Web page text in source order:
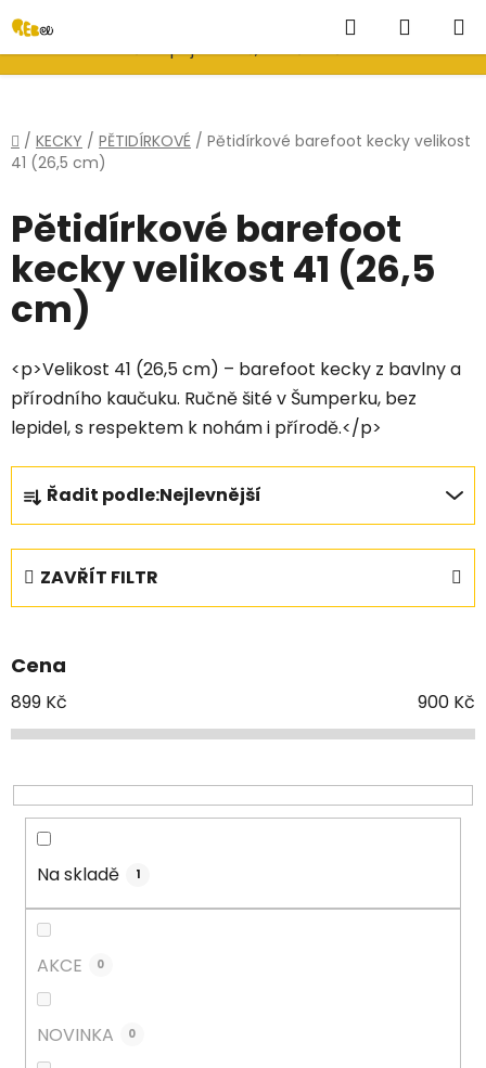
Přejít
na
×
Hledat
KOŠÍK
Domů
/ KECKY / PĚTIDÍRKOVÉ / Pětidírkové barefoot kecky velikost
41 (26,5 cm)
Pětidírkové barefoot
kecky velikost 41 (26,5
cm)
<p>Velikost 41 (26,5 cm) – barefoot kecky z bavlny a
přírodního kaučuku. Ručně šité v Šumperku, bez
lepidel, s respektem k nohám i přírodě.</p>
Ř
a
z
e
n
í
r
o
d
k
t
Řadit podle:Nejlevnější
ZAVŘÍT FILTR
Cena
899 Kč 900 Kč
Na skladě 1
AKCE 0
NOVINKA 0